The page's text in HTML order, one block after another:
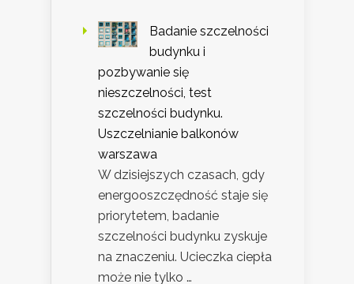
Badanie szczelności
budynku i
pozbywanie się
nieszczelności, test
szczelności budynku.
Uszczelnianie balkonów
warszawa
W dzisiejszych czasach, gdy
energooszczędność staje się
priorytetem, badanie
szczelności budynku zyskuje
na znaczeniu. Ucieczka ciepła
może nie tylko …